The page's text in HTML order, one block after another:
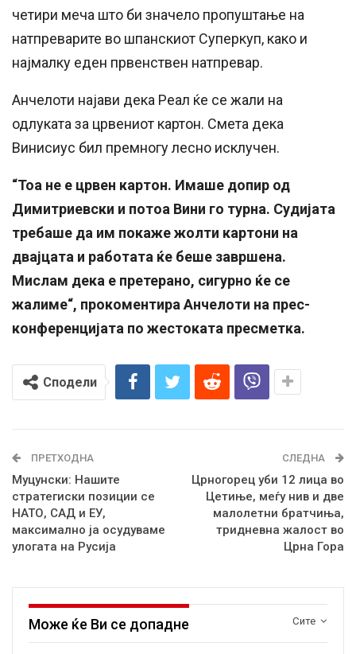
четири меча што би значело пропуштање на
натпреварите во шпанскиот Суперкуп, како и
најмалку еден првенствен натпревар.
Анчелоти најави дека Реал ќе се жали на
одлуката за црвениот картон. Смета дека
Винисиус бил премногу лесно исклучен.
“Тоа не е црвен картон. Имаше допир од
Димитриевски и потоа Вини го турна. Судијата
требаше да им покаже жолти картони на
двајцата и работата ќе беше завршена.
Мислам дека е претерано, сигурно ќе се
жалиме“, прокоментира Анчелоти на прес-
конференцијата по жестоката пресметка.
Сподели
ПРЕТХОДНА
Муцунски: Нашите
стратегиски позиции се
НАТО, САД и ЕУ,
максимално ја осудуваме
улогата на Русија
СЛЕДНА
Црногорец уби 12 лица во
Цетиње, меѓу нив и две
малолетни братчиња,
тридневна жалост во
Црна Гора
Сите
Може ќе Ви се допадне